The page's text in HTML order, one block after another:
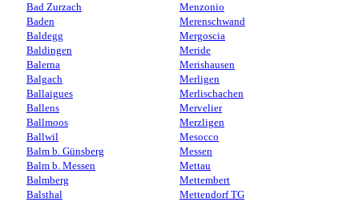
Bad Zurzach
Baden
Baldegg
Baldingen
Balerna
Balgach
Ballaigues
Ballens
Ballmoos
Ballwil
Balm b. Günsberg
Balm b. Messen
Balmberg
Balsthal
Menzonio
Merenschwand
Mergoscia
Meride
Merishausen
Merligen
Merlischachen
Mervelier
Merzligen
Mesocco
Messen
Mettau
Mettembert
Mettendorf TG